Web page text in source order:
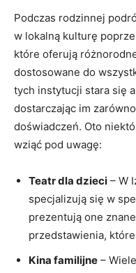
Podczas rodzinnej
w lokalną kulturę
które oferują
dostosowane do
tych instytucji stara się
dostarczając im
doświadczeń. Oto
wziąć pod uwagę:
Teatr dla dzieci – W
specjalizują się w
prezentują one
przedstawienia,
Kina familijne –